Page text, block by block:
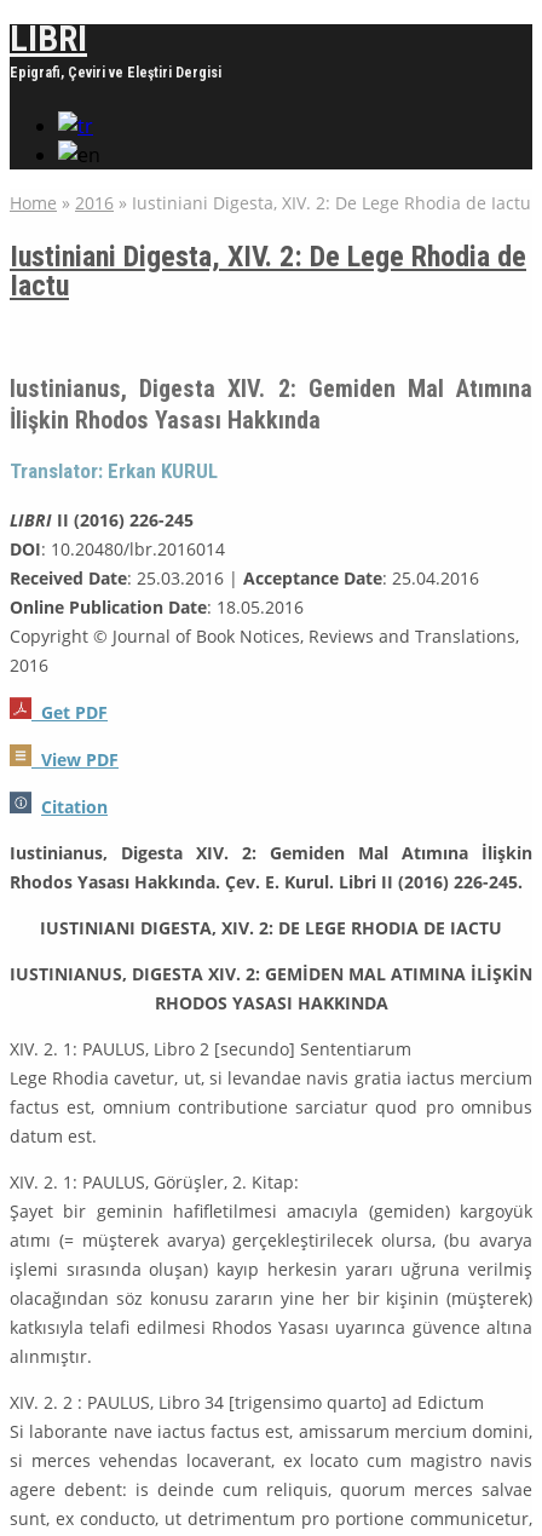
LIBRI
Epigrafi, Çeviri ve Eleştiri Dergisi
Home » 2016 » Iustiniani Digesta, XIV. 2: De Lege Rhodia de Iactu
Iustiniani Digesta, XIV. 2: De Lege Rhodia de
Iactu
Iustinianus, Digesta XIV. 2: Gemiden Mal Atımına
İlişkin Rhodos Yasası Hakkında
Translator: Erkan KURUL
LIBRI II (2016) 226-245
DOI: 10.20480/lbr.2016014
Received Date: 25.03.2016 | Acceptance Date: 25.04.2016
Online Publication Date: 18.05.2016
Copyright © Journal of Book Notices, Reviews and Translations,
2016
Get PDF
View PDF
Citation
Iustinianus, Digesta XIV. 2: Gemiden Mal Atımına İlişkin
Rhodos Yasası Hakkında. Çev. E. Kurul. Libri II (2016) 226-245.
IUSTINIANI DIGESTA, XIV. 2: DE LEGE RHODIA DE IACTU
IUSTINIANUS, DIGESTA XIV. 2: GEMİDEN MAL ATIMINA İLİŞKİN
RHODOS YASASI HAKKINDA
XIV. 2. 1: PAULUS, Libro 2 [secundo] Sententiarum
Lege Rhodia cavetur, ut, si levandae navis gratia iactus mercium
factus est, omnium contributione sarciatur quod pro omnibus
datum est.
XIV. 2. 1: PAULUS, Görüşler, 2. Kitap:
Şayet bir geminin hafifletilmesi amacıyla (gemiden) kargoyük
atımı (= müşterek avarya) gerçekleştirilecek olursa, (bu avarya
işlemi sırasında oluşan) kayıp herkesin yararı uğruna verilmiş
olacağından söz konusu zararın yine her bir kişinin (müşterek)
katkısıyla telafi edilmesi Rhodos Yasası uyarınca güvence altına
alınmıştır.
XIV. 2. 2 : PAULUS, Libro 34 [trigensimo quarto] ad Edictum
Si laborante nave iactus factus est, amissarum mercium domini,
si merces vehendas locaverant, ex locato cum magistro navis
agere debent: is deinde cum reliquis, quorum merces salvae
sunt, ex conducto, ut detrimentum pro portione communicetur,